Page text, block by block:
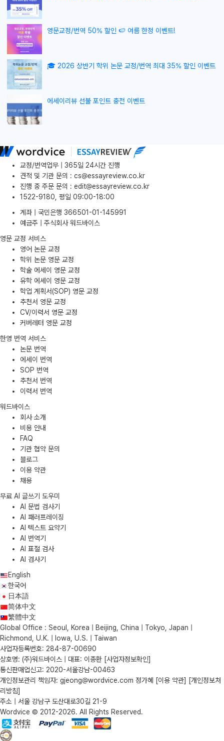
영문교정/번역 50% 할인 🍉 여름 한정 이벤트!
🎓 2026 상반기 학위 논문 교정/번역 최대 35% 할인 이벤트
에세이리뷰 선불 포인트 충전 이벤트
교정/번역업무 | 365일 24시간 진행
견적 및 기관 문의 : cs@essayreview.co.kr
진행 중 주문 문의 : edit@essayreview.co.kr
1522-9180, 평일 09:00-18:00
계좌 | 국민은행 366501-01-145991
예금주 | 주식회사 워드바이스
영문 교정 서비스
영어 논문 교정
학위 논문 영문 교정
학술 에세이 영문 교정
유학 에세이 영문 교정
학업 계획서(SOP) 영문 교정
추천서 영문 교정
CV/이력서 영문 교정
커버레터 영문 교정
한영 번역 서비스
논문 번역
에세이 번역
SOP 번역
추천서 번역
이력서 번역
워드바이스
회사 소개
비용 안내
FAQ
기관 협약 문의
블로그
이용 약관
채용
무료 AI 글쓰기 도우미
AI 문법 검사기
AI 패러프레이징
AI 텍스트 요약기
AI 번역기
AI 표절 검사
AI 검사기
English
한국어
日本語
简体中文
繁體中文
Global Office : Seoul, Korea | Beijing, China | Tokyo, Japan |
Richmond, U.K. | Iowa, U.S. | Taiwan
사업자등록번호: 284-87-00690
상호명: (주)워드바이스 | 대표: 이종환 [사업자정보확인]
통신판매업신고: 2020-서울강남-00463
개인정보관리 책임자: gjeong@wordvice.com 정가혜
[이용 약관]
[개인정보처
리방침]
주소 | 서울 강남구 도산대로30길 21-9
Wordvice © 2012-2026. All Rights Reserved.